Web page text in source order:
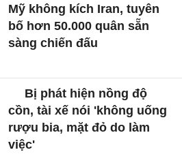
Mỹ không kích Iran, tuyên
bố hơn 50.000 quân sẵn
sàng chiến đấu
Bị phát hiện nồng độ
cồn, tài xế nói 'không uống
rượu bia, mặt đỏ do làm
việc'